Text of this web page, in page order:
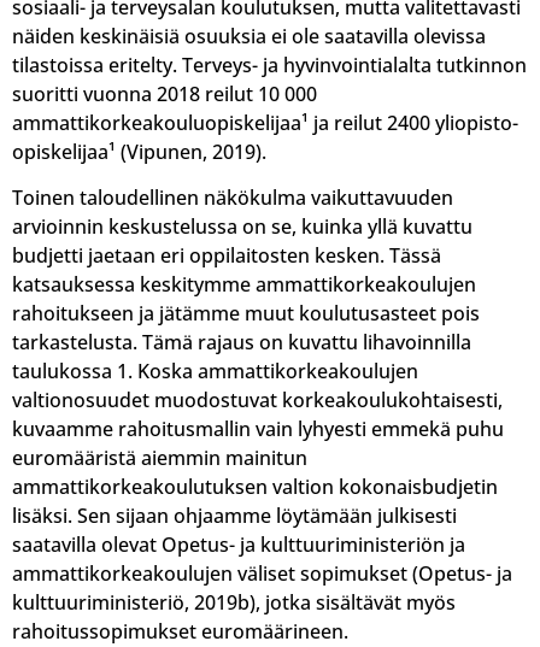
sosiaali- ja terveysalan koulutuksen, mutta valitettavasti
näiden keskinäisiä osuuksia ei ole saatavilla olevissa
tilastoissa eritelty. Terveys- ja hyvinvointialalta tutkinnon
suoritti vuonna 2018 reilut 10 000
ammattikorkeakouluopiskelijaa¹ ja reilut 2400 yliopisto-
opiskelijaa¹ (Vipunen, 2019).
Toinen taloudellinen näkökulma vaikuttavuuden
arvioinnin keskustelussa on se, kuinka yllä kuvattu
budjetti jaetaan eri oppilaitosten kesken. Tässä
katsauksessa keskitymme ammattikorkeakoulujen
rahoitukseen ja jätämme muut koulutusasteet pois
tarkastelusta. Tämä rajaus on kuvattu lihavoinnilla
taulukossa 1. Koska ammattikorkeakoulujen
valtionosuudet muodostuvat korkeakoulukohtaisesti,
kuvaamme rahoitusmallin vain lyhyesti emmekä puhu
euromääristä aiemmin mainitun
ammattikorkeakoulutuksen valtion kokonaisbudjetin
lisäksi. Sen sijaan ohjaamme löytämään julkisesti
saatavilla olevat Opetus- ja kulttuuriministeriön ja
ammattikorkeakoulujen väliset sopimukset (Opetus- ja
kulttuuriministeriö, 2019b), jotka sisältävät myös
rahoitussopimukset euromäärineen.